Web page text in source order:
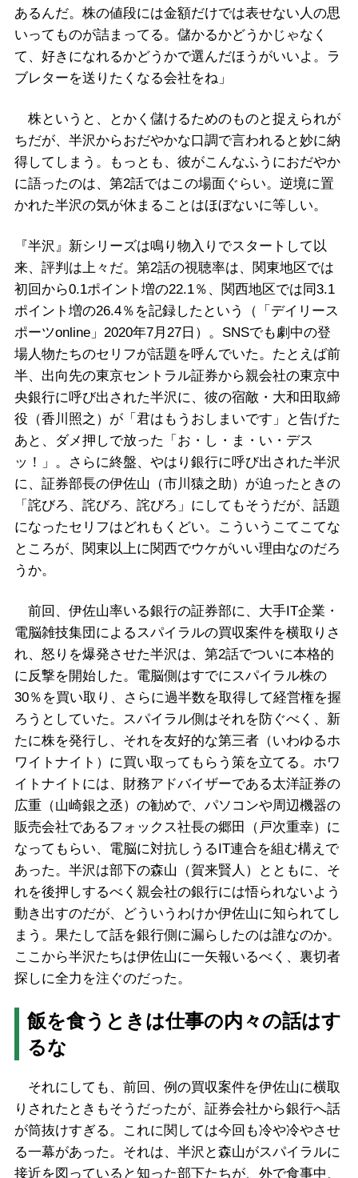
あるんだ。株の値段には金額だけでは表せない人の思
いってものが詰まってる。儲かるかどうかじゃなく
て、好きになれるかどうかで選んだほうがいいよ。ラ
ブレターを送りたくなる会社をね」
株というと、とかく儲けるためのものと捉えられが
ちだが、半沢からおだやかな口調で言われると妙に納
得してしまう。もっとも、彼がこんなふうにおだやか
に語ったのは、第2話ではこの場面ぐらい。逆境に置
かれた半沢の気が休まることはほぼないに等しい。
『半沢』新シリーズは鳴り物入りでスタートして以
来、評判は上々だ。第2話の視聴率は、関東地区では
初回から0.1ポイント増の22.1％、関西地区では同3.1
ポイント増の26.4％を記録したという（「デイリース
ポーツonline」2020年7月27日）。SNSでも劇中の登
場人物たちのセリフが話題を呼んでいた。たとえば前
半、出向先の東京セントラル証券から親会社の東京中
央銀行に呼び出された半沢に、彼の宿敵・大和田取締
役（香川照之）が「君はもうおしまいです」と告げた
あと、ダメ押しで放った「お・し・ま・い・デス
ッ！」。さらに終盤、やはり銀行に呼び出された半沢
に、証券部長の伊佐山（市川猿之助）が迫ったときの
「詫びろ、詫びろ、詫びろ」にしてもそうだが、話題
になったセリフはどれもくどい。こういうこてこてな
ところが、関東以上に関西でウケがいい理由なのだろ
うか。
前回、伊佐山率いる銀行の証券部に、大手IT企業・
電脳雑技集団によるスパイラルの買収案件を横取りさ
れ、怒りを爆発させた半沢は、第2話でついに本格的
に反撃を開始した。電脳側はすでにスパイラル株の
30％を買い取り、さらに過半数を取得して経営権を握
ろうとしていた。スパイラル側はそれを防ぐべく、新
たに株を発行し、それを友好的な第三者（いわゆるホ
ワイトナイト）に買い取ってもらう策を立てる。ホワ
イトナイトには、財務アドバイザーである太洋証券の
広重（山崎銀之丞）の勧めで、パソコンや周辺機器の
販売会社であるフォックス社長の郷田（戸次重幸）に
なってもらい、電脳に対抗しうるIT連合を組む構えで
あった。半沢は部下の森山（賀来賢人）とともに、そ
れを後押しするべく親会社の銀行には悟られないよう
動き出すのだが、どういうわけか伊佐山に知られてし
まう。果たして話を銀行側に漏らしたのは誰なのか。
ここから半沢たちは伊佐山に一矢報いるべく、裏切者
探しに全力を注ぐのだった。
飯を食うときは仕事の内々の話はす
るな
それにしても、前回、例の買収案件を伊佐山に横取
りされたときもそうだったが、証券会社から銀行へ話
が筒抜けすぎる。これに関しては今回も冷や冷やさせ
る一幕があった。それは、半沢と森山がスパイラルに
接近を図っていると知った部下たちが、外で食事中、